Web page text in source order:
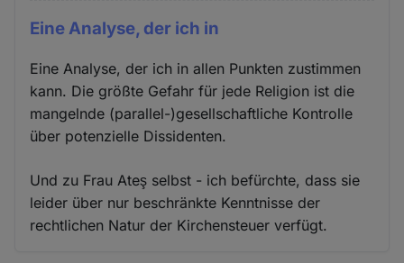
Eine Analyse, der ich in
Eine Analyse, der ich in allen Punkten zustimmen
kann. Die größte Gefahr für jede Religion ist die
mangelnde (parallel-)gesellschaftliche Kontrolle
über potenzielle Dissidenten.
Und zu Frau Ateş selbst - ich befürchte, dass sie
leider über nur beschränkte Kenntnisse der
rechtlichen Natur der Kirchensteuer verfügt.